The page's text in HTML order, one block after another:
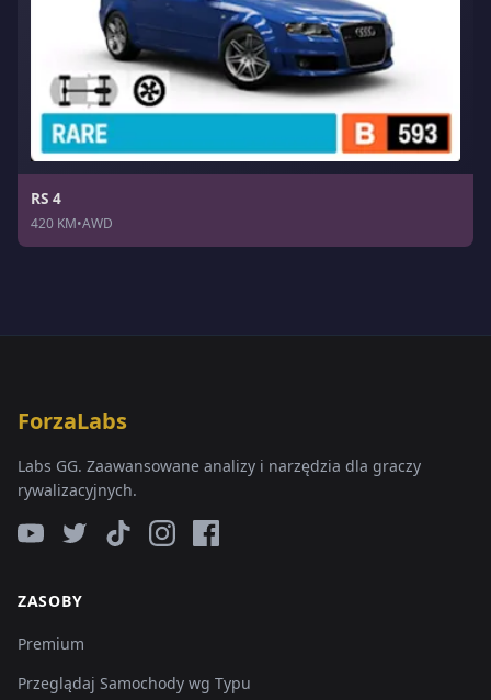
RS 4
420 KM•AWD
ForzaLabs
Labs GG. Zaawansowane analizy i narzędzia dla graczy
rywalizacyjnych.
ZASOBY
Premium
Przeglądaj Samochody wg Typu